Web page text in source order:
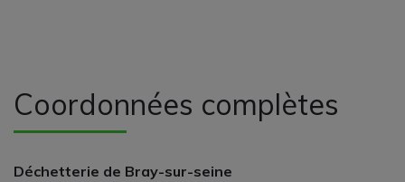
Coordonnées complètes
Déchetterie de Bray-sur-seine